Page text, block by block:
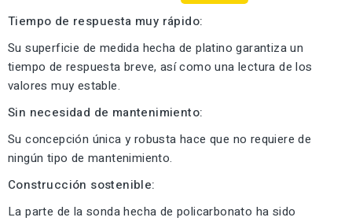
Tiempo de respuesta muy rápido:
Su superficie de medida hecha de platino garantiza un
tiempo de respuesta breve, así como una lectura de los
valores muy estable.
Sin necesidad de mantenimiento:
Su concepción única y robusta hace que no requiere de
ningún tipo de mantenimiento.
Construcción sostenible:
La parte de la sonda hecha de policarbonato ha sido